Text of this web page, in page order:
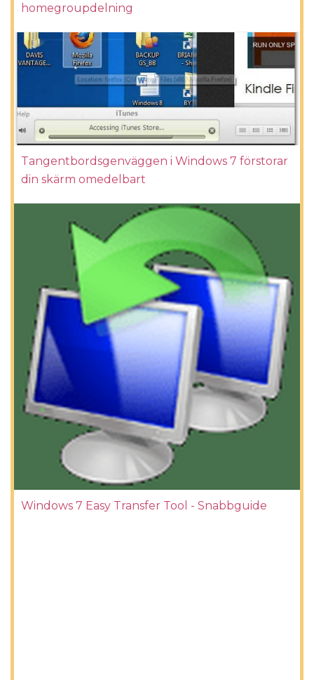
homegroupdelning
Tangentbordsgenväggen i Windows 7 förstorar
din skärm omedelbart
Windows 7 Easy Transfer Tool - Snabbguide